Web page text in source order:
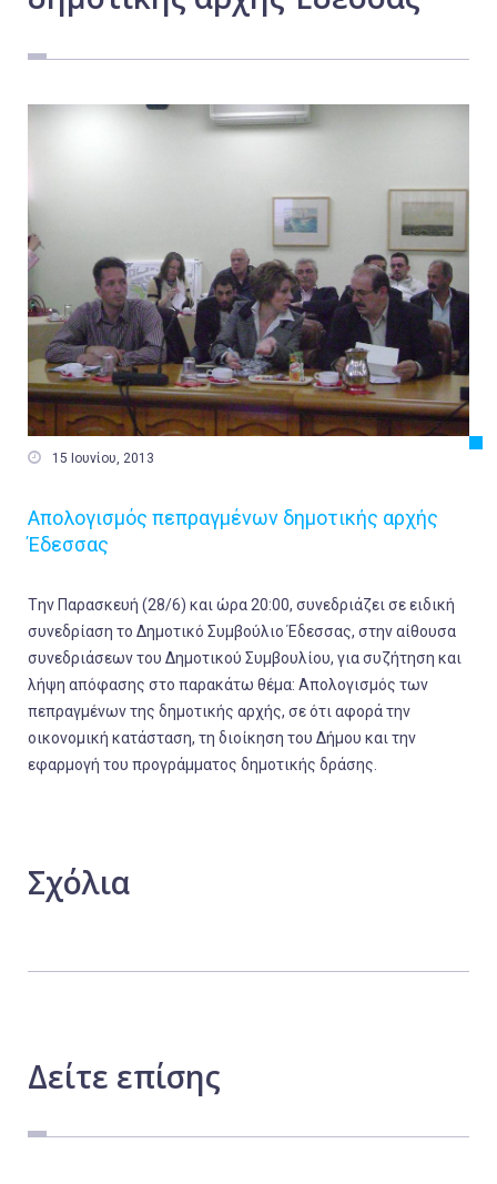
 15 Ιουνίου, 2013
Απολογισμός πεπραγμένων δημοτικής αρχής
Έδεσσας
Tην Παρασκευή (28/6) και ώρα 20:00, συνεδριάζει σε ειδική
συνεδρίαση το Δημοτικό Συμβούλιο Έδεσσας, στην αίθουσα
συνεδριάσεων του Δημοτικού Συμβουλίου, για συζήτηση και
λήψη απόφασης στο παρακάτω θέμα: Απολογισμός των
πεπραγμένων της δημοτικής αρχής, σε ότι αφορά την
οικονομική κατάσταση, τη διοίκηση του Δήμου και την
εφαρμογή του προγράμματος δημοτικής δράσης.
Σχόλια
Δείτε επίσης
Ελλάδα
Τοπικά
Οικονομία
Πολιτική
Αθλητικά
Αστυνομικό Δελτίο